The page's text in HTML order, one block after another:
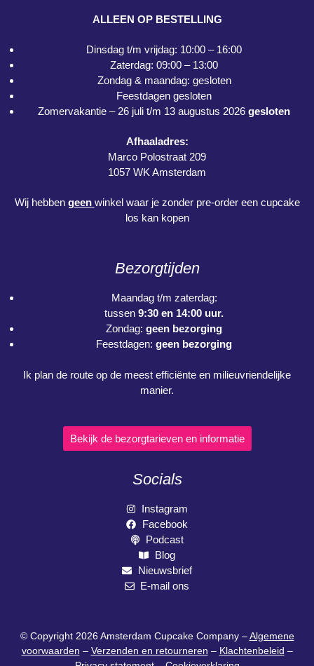
ALLEEN OP BESTELLING
Dinsdag t/m vrijdag: 10:00 – 16:00
Zaterdag: 09:00 – 13:00
Zondag & maandag: gesloten
Feestdagen gesloten
Zomervakantie – 26 juli t/m 13 augustus 2026 gesloten
Afhaaladres:
Marco Polostraat 209
1057 WK Amsterdam
Wij hebben geen winkel waar je zonder pre-order een cupcake
los kan kopen
Bezorgtijden
Maandag t/m zaterdag:
tussen 9:30 en 14:00 uur.
Zondag: geen bezorging
Feestdagen: geen bezorging
Ik plan de route op de meest efficiënte en milieuvriendelijke
manier.
Bekijk de bezorgtarieven en informatie
Socials
Instagram
Facebook
Podcast
Blog
Nieuwsbrief
E-mail ons
© Copyright 2026 Amsterdam Cupcake Company –Algemene
voorwaarden – Verzenden en retourneren – Klachtenbeleid –